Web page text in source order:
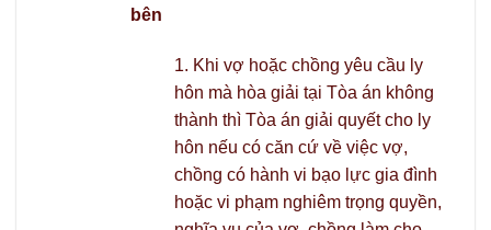
bên
1. Khi vợ hoặc chồng yêu cầu ly
hôn mà hòa giải tại Tòa án không
thành thì Tòa án giải quyết cho ly
hôn nếu có căn cứ về việc vợ,
chồng có hành vi bạo lực gia đình
hoặc vi phạm nghiêm trọng quyền,